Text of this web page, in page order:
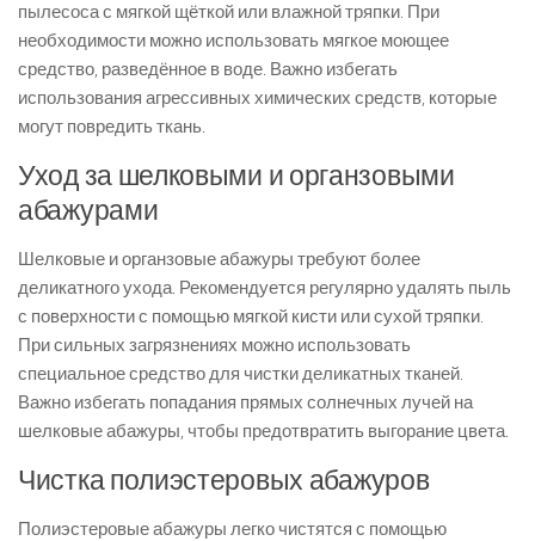
пылесоса с мягкой щёткой или влажной тряпки. При
необходимости можно использовать мягкое моющее
средство, разведённое в воде. Важно избегать
использования агрессивных химических средств, которые
могут повредить ткань.
Уход за шелковыми и органзовыми
абажурами
Шелковые и органзовые абажуры требуют более
деликатного ухода. Рекомендуется регулярно удалять пыль
с поверхности с помощью мягкой кисти или сухой тряпки.
При сильных загрязнениях можно использовать
специальное средство для чистки деликатных тканей.
Важно избегать попадания прямых солнечных лучей на
шелковые абажуры, чтобы предотвратить выгорание цвета.
Чистка полиэстеровых абажуров
Полиэстеровые абажуры легко чистятся с помощью